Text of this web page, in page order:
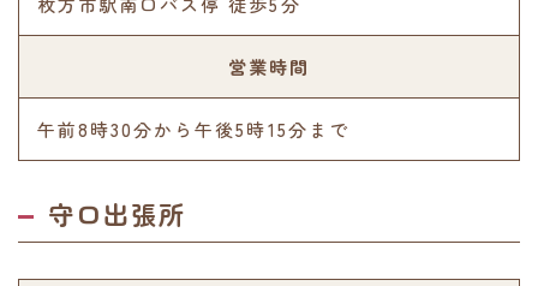
営業時間
午前8時30分から午後5時15分まで
守口出張所